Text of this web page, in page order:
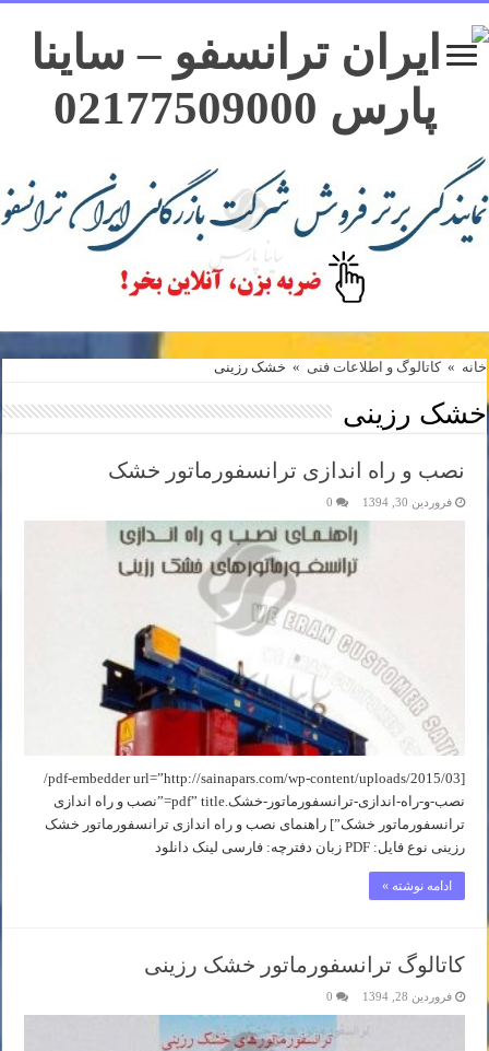
خانه » کاتالوگ و اطلاعات فنی » خشک رزینی
خشک رزینی
نصب و راه اندازی ترانسفورماتور خشک
فروردین 30, 1394 0
[pdf-embedder url=”http://sainapars.com/wp-content/uploads/2015/03/
نصب-و-راه-اندازی-ترانسفورماتور-خشک.pdf” title=”نصب و راه اندازی
ترانسفورماتور خشک”] راهنمای نصب و راه اندازی ترانسفورماتور خشک
رزینی نوع فایل: PDF زبان دفترچه: فارسی لینک دانلود
ادامه نوشته »
کاتالوگ ترانسفورماتور خشک رزينی
فروردین 28, 1394 0